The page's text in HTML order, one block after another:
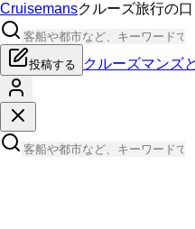
Cruisemansクルーズ旅行の
投稿する クルーズマンズ